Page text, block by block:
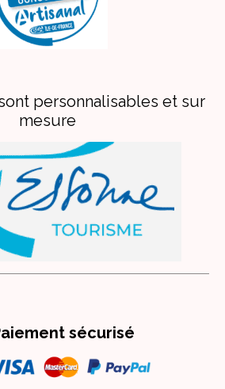
personnalisables et sur
mesure
sécurisé